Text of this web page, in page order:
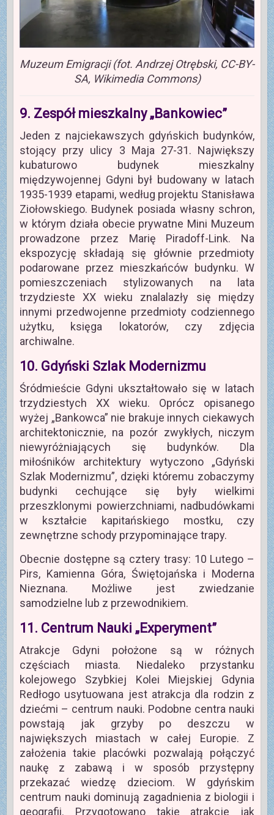
Muzeum Emigracji (fot. Andrzej Otrębski, CC-BY-
SA, Wikimedia Commons)
9. Zespół mieszkalny „Bankowiec”
Jeden z najciekawszych gdyńskich budynków,
stojący przy ulicy 3 Maja 27-31. Największy
kubaturowo budynek mieszkalny
międzywojennej Gdyni był budowany w latach
1935-1939 etapami, według projektu Stanisława
Ziołowskiego. Budynek posiada własny schron,
w którym działa obecie prywatne Mini Muzeum
prowadzone przez Marię Piradoff-Link. Na
ekspozycję składają się głównie przedmioty
podarowane przez mieszkańców budynku. W
pomieszczeniach stylizowanych na lata
trzydzieste XX wieku znalalazły się między
innymi przedwojenne przedmioty codziennego
użytku, księga lokatorów, czy zdjęcia
archiwalne.
10. Gdyński Szlak Modernizmu
Śródmieście Gdyni ukształtowało się w latach
trzydziestych XX wieku. Oprócz opisanego
wyżej „Bankowca” nie brakuje innych ciekawych
architektonicznie, na pozór zwykłych, niczym
niewyróżniających się budynków. Dla
miłośników architektury wytyczono „Gdyński
Szlak Modernizmu”, dzięki któremu zobaczymy
budynki cechujące się były wielkimi
przeszklonymi powierzchniami, nadbudówkami
w kształcie kapitańskiego mostku, czy
zewnętrzne schody przypominające trapy.
Obecnie dostępne są cztery trasy: 10 Lutego –
Pirs, Kamienna Góra, Świętojańska i Moderna
Nieznana. Możliwe jest zwiedzanie
samodzielne lub z przewodnikiem.
11. Centrum Nauki „Experyment”
Atrakcje Gdyni położone są w różnych
częściach miasta. Niedaleko przystanku
kolejowego Szybkiej Kolei Miejskiej Gdynia
Redłogo usytuowana jest atrakcja dla rodzin z
dziećmi – centrum nauki. Podobne centra nauki
powstają jak grzyby po deszczu w
największych miastach w całej Europie. Z
założenia takie placówki pozwalają połączyć
naukę z zabawą i w sposób przystępny
przekazać wiedzę dzieciom. W gdyńskim
centrum nauki dominują zagadnienia z biologii i
geografii. Przygotowano takie atrakcje jak